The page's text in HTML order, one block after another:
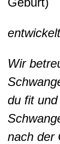
Wir
du fit
nach der